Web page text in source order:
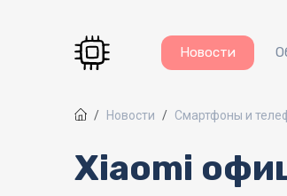
Новости
Новости Смартфоны и
Xiaomi